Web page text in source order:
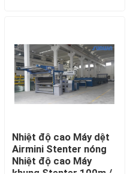
Nhiệt độ cao Máy dệt
Airmini Stenter nóng
Nhiệt độ cao Máy